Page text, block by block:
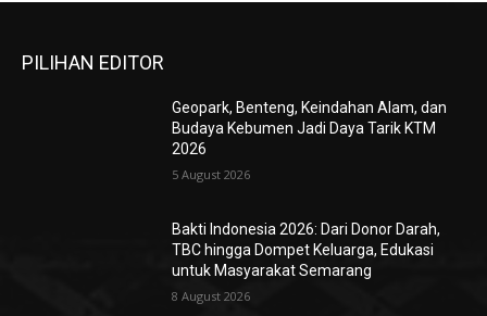
PILIHAN EDITOR
Geopark, Benteng, Keindahan Alam, dan
Budaya Kebumen Jadi Daya Tarik KTM
2026
5 August 2026
Bakti Indonesia 2026: Dari Donor Darah,
TBC hingga Dompet Keluarga, Edukasi
untuk Masyarakat Semarang
8 August 2026